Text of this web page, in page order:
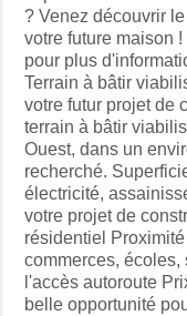
? Venez découvrir
votre future maison
pour plus
Terrain à bâtir
votre futur projet de
terrain à bâtir
Ouest, dans un
recherché.
électricité,
votre projet de
résidentiel
commerces,
l'accès autoroute
belle opportunité